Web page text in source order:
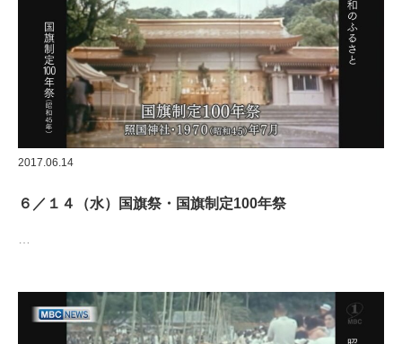
2017.06.14
６／１４（水）国旗祭・国旗制定100年祭
…